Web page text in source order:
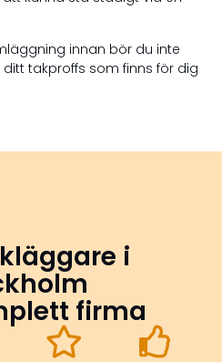
innan bör du inte
takproffs som finns för dig
i
firma